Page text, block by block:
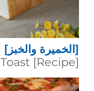
[الخميرة والخبز]
[Recipe] Toast